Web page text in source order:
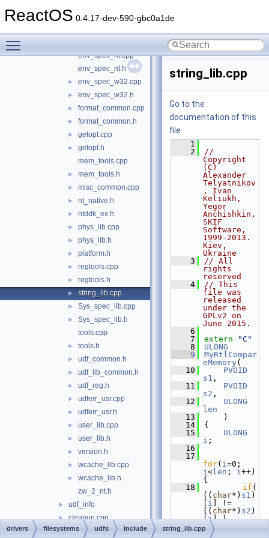
ReactOS 0.4.17-dev-590-gbc0a1de
▼ Include
env_spec_nt.cpp
env_spec_nt.h
► env_spec_w32.cpp
► env_spec_w32.h
► format_common.cpp
► format_common.h
► getopt.cpp
►
getopt.h
mem_tools.cpp
► mem_tools.h
► misc_common.cpp
► nt_native.h
► ntddk_ex.h
► phys_lib.cpp
► phys_lib.h
► platform.h
► regtools.cpp
► regtools.h
► string_lib.cpp
► Sys_spec_lib.cpp
►
Sys_spec_lib.h
tools.cpp
► tools.h
► udf_common.h
► udf_lib_common.h
► udf_reg.h
► udferr_usr.cpp
► udferr_usr.h
► user_lib.cpp
► user_lib.h
► version.h
► wcache_lib.cpp
►
wcache_lib.h
zw_2_nt.h
► udf_info
► cleanup.cpp
► close.cpp
string_lib.cpp
Go to the
documentation of this
file.
    1
    2
//
Copyright
(C)
Alexander
Telyatnikov
, Ivan
Keliukh,
Yegor
Anchishkin,
SKIF
Software,
1999-2013.
Kiev,
Ukraine
    3
// All
rights
reserved
    4
// This
file was
released
under the
GPLv2 on
June 2015.
    6
    7
extern
"C"
    8
ULONG
    9
MyRtlCompar
eMemory (
   10
PVOID
s1 ,
   11
PVOID
s2 ,
   12
ULONG
len
   13
    )
   14
{
   15
ULONG
i ;
   16
   17
for( i
i< len ; i++)
{
   18
if (
(( char*) s1 )
i ] !=
(( char*) s2 )
[i] )
   19
break
drivers filesystems udfs Include string_lib.cpp